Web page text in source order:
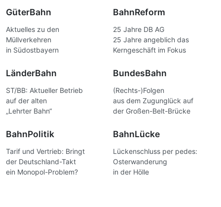
GüterBahn
Aktuelles zu den
Müllverkehren
in Südostbayern
BahnReform
25 Jahre DB AG
25 Jahre angeblich das
Kerngeschäft im Fokus
LänderBahn
ST/BB: Aktueller Betrieb
auf der alten
„Lehrter Bahn“
BundesBahn
(Rechts-)Folgen
aus dem Zugunglück auf
der Großen-Belt-Brücke
BahnPolitik
Tarif und Vertrieb: Bringt
der Deutschland-Takt
ein Monopol-Problem?
BahnLücke
Lückenschluss per pedes:
Osterwanderung
in der Hölle